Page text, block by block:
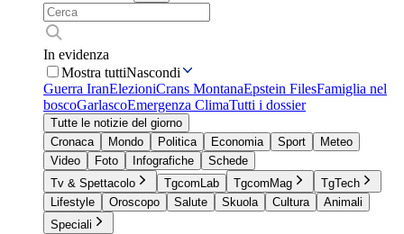
In evidenza
Mostra tuttiNascondi
Guerra IranElezioniCrans MontanaEpstein FilesFamiglia nel
boscoGarlascoEmergenza ClimaTutti i dossier
Tutte le notizie del giorno
Cronaca
Mondo Politica Economia Sport
Meteo
Video
Foto Infografiche
Schede
Tv & Spettacolo
TgcomLab TgcomMag
TgTech
Lifestyle
Oroscopo Salute Skuola Cultura
Animali
Speciali